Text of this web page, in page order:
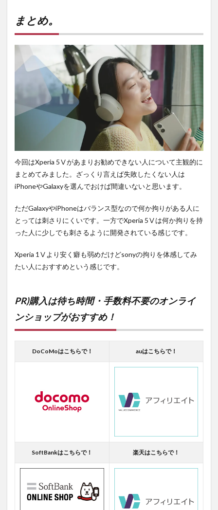
まとめ。
今回はXperia 5Ⅴがあまりお勧めできない人について主観的に
まとめてみました。ざっくり言えば失敗したくない人は
iPhoneやGalaxyを選んでおけば間違いないと思います。
ただGalaxyやiPhoneはバランス型なので何か拘りがある人に
とっては刺さりにくいです。一方でXperia 5Ⅴは何か拘りを持
った人に少しでも刺さるように開発されている感じです。
Xperia 1Ⅴより安く癖も弱めだけどsonyの拘りを体感してみ
たい人におすすめという感じです。
PR)購入は待ち時間・手数料不要のオンライ
ンショップがおすすめ！
DoCoMoはこちらで！ auはこちらで！
SoftBankはこちらで！ 楽天はこちらで！